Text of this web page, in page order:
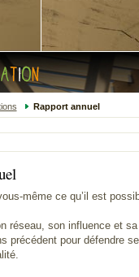
Rapport annuel
même ce qu’il est
réseau, son influence et
précédent pour défendre